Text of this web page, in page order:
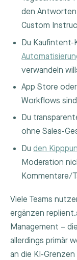
den Antworten
Custom
Du
verwandeln
App Store
Workflows sind
Du
ohne Sales-
Duden
Moderation
Kommentare/
Viele Teams
ergänzen
Management –
allerdings primär
an die KI-